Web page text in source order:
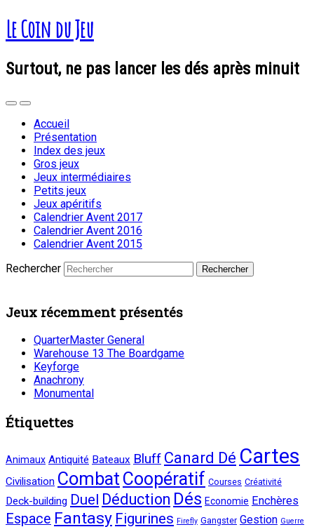
Le Coin du Jeu
Surtout, ne pas lancer les dés après minuit
Accueil
Présentation
Index des jeux
Gros jeux
Jeux intermédiaires
Petits jeux
Jeux apéritifs
Calendrier Avent 2017
Calendrier Avent 2016
Calendrier Avent 2015
Rechercher
Jeux récemment présentés
QuarterMaster General
Warehouse 13 The Boardgame
Keyforge
Anachrony
Monumental
Étiquettes
Animaux Antiquité Bateaux Bluff Canard Dé Cartes
Civilisation Combat Coopératif Courses Créativité
Deck-building Duel Déduction Dés Economie Enchères
Espace Fantasy Figurines Firefly Gangster Gestion Guerre